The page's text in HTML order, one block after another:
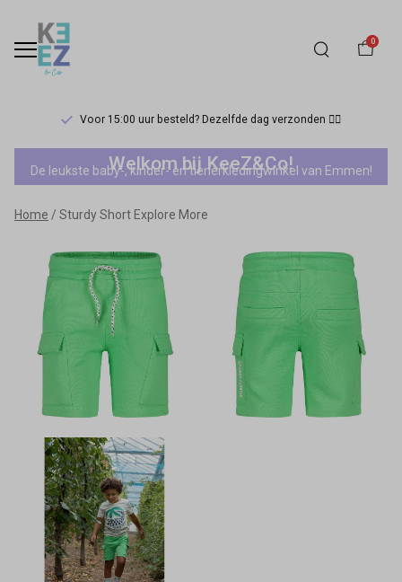
0
Voor 15:00 uur besteld? Dezelfde dag verzonden 🏃‍♀️
Sturdy
Short
Explore
More
Keez&Co
Welkom bij KeeZ&Co!
De leukste baby-, kinder- en tienerkledingwinkel van Emmen!
Home Sturdy Short Explore More